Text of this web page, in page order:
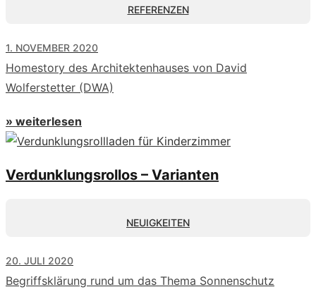
REFERENZEN
1. NOVEMBER 2020
Homestory des Architektenhauses von David
Wolferstetter (DWA)
» weiterlesen
Verdunklungsrollos – Varianten
NEUIGKEITEN
20. JULI 2020
Begriffsklärung rund um das Thema Sonnenschutz